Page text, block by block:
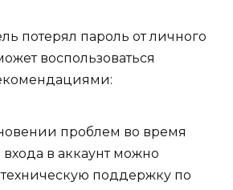
потерял пароль от личного
воспользоваться
проблем во время
в аккаунт можно
техническую поддержку по